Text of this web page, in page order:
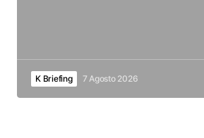
K Briefing 7 Agosto 2026